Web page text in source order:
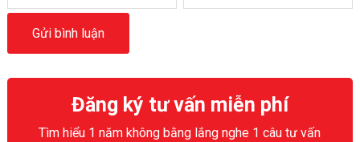
Đăng ký tư vấn miễn phí
Tìm hiểu 1 năm không bằng lắng nghe 1 câu tư vấn